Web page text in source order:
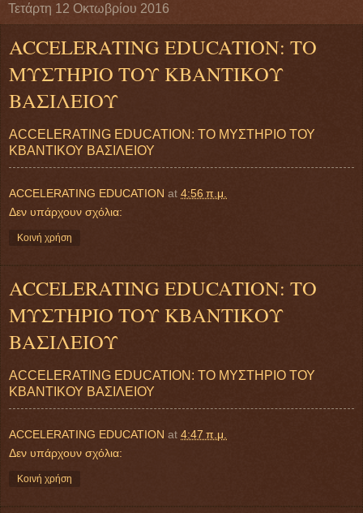
Τετάρτη 12 Οκτωβρίου 2016
ACCELERATING EDUCATION: ΤΟ
ΜΥΣΤΗΡΙΟ ΤΟΥ ΚΒΑΝΤΙΚΟΥ
ΒΑΣΙΛΕΙΟΥ
ACCELERATING EDUCATION: ΤΟ ΜΥΣΤΗΡΙΟ ΤΟΥ
ΚΒΑΝΤΙΚΟΥ ΒΑΣΙΛΕΙΟΥ
ACCELERATING EDUCATION at 4:56 π.μ.
Δεν υπάρχουν σχόλια:
Κοινή χρήση
ACCELERATING EDUCATION: ΤΟ
ΜΥΣΤΗΡΙΟ ΤΟΥ ΚΒΑΝΤΙΚΟΥ
ΒΑΣΙΛΕΙΟΥ
ACCELERATING EDUCATION: ΤΟ ΜΥΣΤΗΡΙΟ ΤΟΥ
ΚΒΑΝΤΙΚΟΥ ΒΑΣΙΛΕΙΟΥ
ACCELERATING EDUCATION at 4:47 π.μ.
Δεν υπάρχουν σχόλια:
Κοινή χρήση